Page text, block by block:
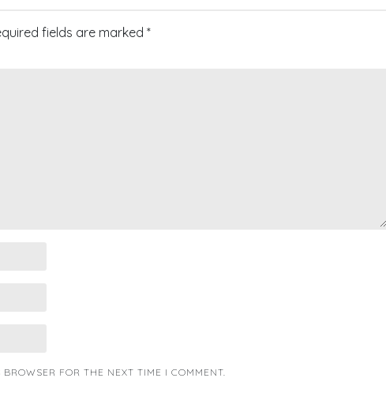
fields are marked *
FOR THE NEXT TIME I COMMENT.